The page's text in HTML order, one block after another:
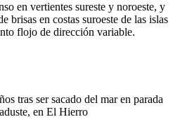
en vertientes sureste y noroeste, y
brisas en costas suroeste de las islas
flojo de dirección variable.